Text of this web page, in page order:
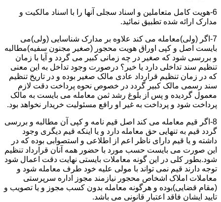
6-هویت کامل متعاملین و اسناد سجلی آنها را با اسناد مالکیت و
مدارک ارائه شده تطبیق نمائید.
7-اگر (ولی)معامله می کند علاوه بر مدارک شناسایی (ولی)می
بایست اصل و کپی اوراق هویت محجور (صغیر مجنون سفیه)مطالبه
و بررسی شود که صغیر در چه زمانی کبیر می گردد و آیا با زمان
تنظیم سند تداخلی دارد یا خیر؟ درصورت وجود تداخل به این معنی
که در زمان تنظیم قرارداد عادی مالک صغیر بوده و در تاریخ تنظیم
سند رسمی مالک کبیر گردد در خصوص نحوه پرداخت دقت لازم
معمول گردیده و پس از بلوغ رشد ثمن معامله می بایست به مالک
پرداخت شود و پرداخت به غیر او رافع مسئولیت خریدار نخواهد بود.
8-اگر قیم معامله می کند اصل قیم نامه و کپی آن مطالبه و بررسی
گردد قیم به تنهایی حق معامله دارد و یا اینکه قیم دیگری وجود
داشته و یا قیم دارای ناظر اعم از اطلاعی و استصوابی بوده که در
این صورت می بایست حسب مورد با حضور همه آنان قرارداد تنظیم
شود.بطور کلی در این گونه معاملات بایستی نهایت دقت اعمال شود
توجه دارند قیم نمی تواند با مولی علیه خود طرف معامله شود و
معاملات املاک اشخاص محجور نیازمند مجوز اداره سرپرستی
(مقام قضایی)بوده و هرگونه معامله بدون کسب مجوز و یا تصویب و
تایید ایشان فاقد اعتبار قانونی می باشد.